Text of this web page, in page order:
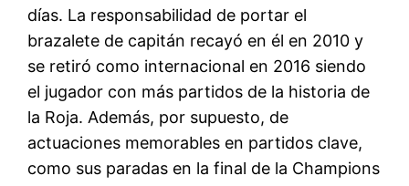
días. La responsabilidad de portar el
brazalete de capitán recayó en él en 2010 y
se retiró como internacional en 2016 siendo
el jugador con más partidos de la historia de
la Roja. Además, por supuesto, de
actuaciones memorables en partidos clave,
como sus paradas en la final de la Champions